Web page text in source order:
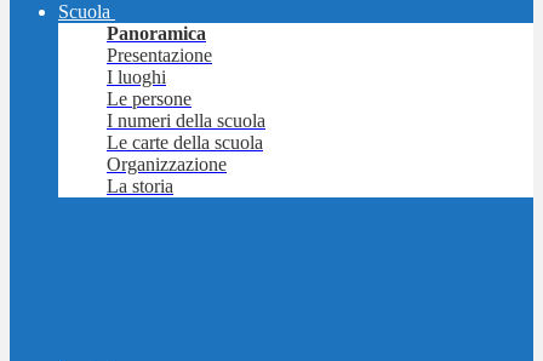
Scuola
Panoramica
Presentazione
I luoghi
Le persone
I numeri della scuola
Le carte della scuola
Organizzazione
La storia